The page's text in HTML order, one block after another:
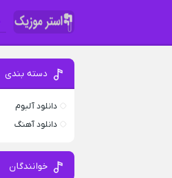
دسته بندی
دانلود آلبوم
دانلود آهنگ
خوانندگان